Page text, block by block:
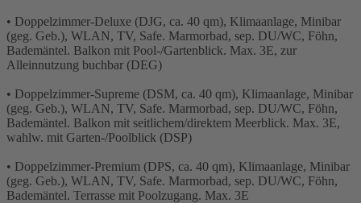
• Doppelzimmer-Deluxe (DJG, ca. 40 qm), Klimaanlage, Minibar
(geg. Geb.), WLAN, TV, Safe. Marmorbad, sep. DU/WC, Föhn,
Bademäntel. Balkon mit Pool-/Gartenblick. Max. 3E, zur
Alleinnutzung buchbar (DEG)
• Doppelzimmer-Supreme (DSM, ca. 40 qm), Klimaanlage, Minibar
(geg. Geb.), WLAN, TV, Safe. Marmorbad, sep. DU/WC, Föhn,
Bademäntel. Balkon mit seitlichem/direktem Meerblick. Max. 3E,
wahlw. mit Garten-/Poolblick (DSP)
• Doppelzimmer-Premium (DPS, ca. 40 qm), Klimaanlage, Minibar
(geg. Geb.), WLAN, TV, Safe. Marmorbad, sep. DU/WC, Föhn,
Bademäntel. Terrasse mit Poolzugang. Max. 3E